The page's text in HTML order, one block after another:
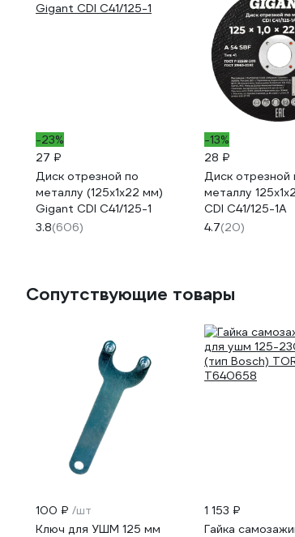
-23%
27 ₽
Диск отрезной по
металлу (125х1х22 мм)
Gigant CDI C41/125-1
3.8(606)
-13%
28 ₽
Диск отрезной
металлу
CDI C41/125-1A
4.7(20)
Сопутствующие товары
100 ₽ /шт
Ключ для УШМ 125 мм
1 153 ₽
Гайка